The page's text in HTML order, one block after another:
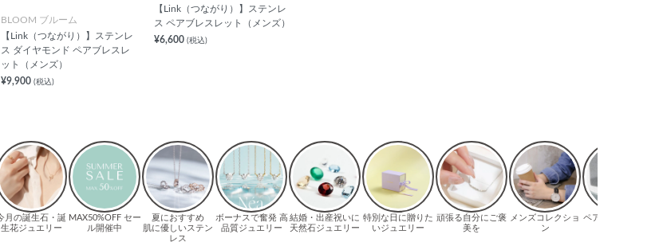
BLOOM ブルーム
【Link（つながり）】ステンレ
ス ダイヤモンド ペアブレスレ
ット（メンズ）
¥9,900 (税込)
【Link（つながり）】ステンレ
ス ペアブレスレット（メンズ）
¥6,600 (税込)